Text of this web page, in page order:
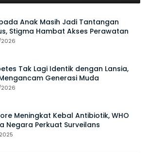
Anak Masih Jadi Tantangan
Stigma Hambat Akses Perawatan
2026
Tak Lagi Identik dengan Lansia,
Generasi Muda
2026
Meningkat Kebal Antibiotik, WHO
Negara Perkuat Surveilans